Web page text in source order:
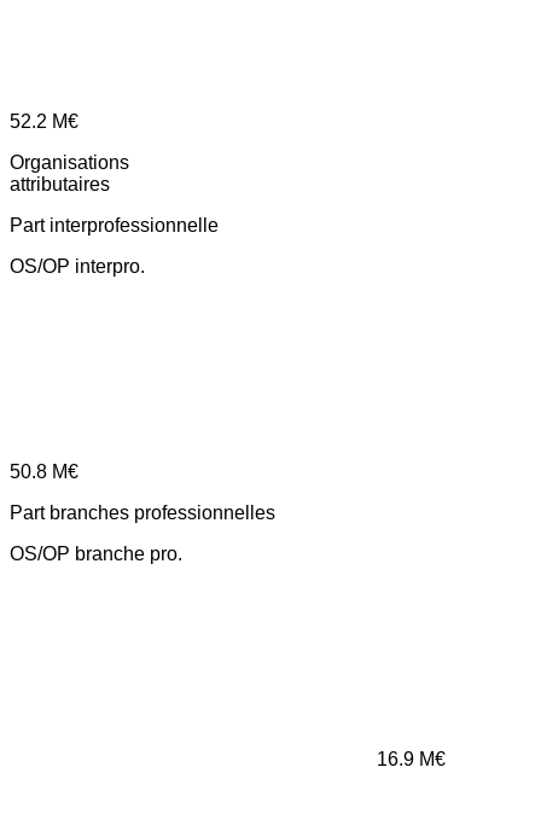
52.2 M€
Organisations
attributaires
Part interprofessionnelle
OS/OP interpro.
50.8 M€
Part branches professionnelles
OS/OP branche pro.
16.9 M€